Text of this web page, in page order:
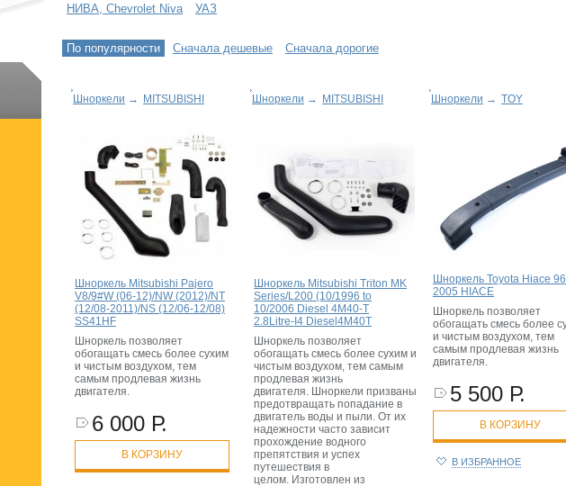
НИВА, Chevrolet Niva
УАЗ
По популярности Сначала дешевые Сначала дорогие
Шноркели → MITSUBISHI
Шноркель Mitsubishi Pajero
V8/9#W (06-12)/NW (2012)/NT
(12/08-2011)/NS (12/06-12/08)
SS41HF
Шноркель позволяет
обогащать смесь более сухим
и чистым воздухом, тем
самым продлевая жизнь
двигателя.
6 000 Р.
В КОРЗИНУ
Шноркели → MITSUBISHI
Шноркель Mitsubishi Triton MK
Series/L200 (10/1996 to
10/2006 Diesel 4M40-T
2.8Litre-I4 Diesel4M40T
Шноркель позволяет
обогащать смесь более сухим и
чистым воздухом, тем самым
продлевая жизнь
двигателя. Шноркели призваны
предотвращать попадание в
двигатель воды и пыли. От их
надежности часто зависит
прохождение водного
препятствия и успех
путешествия в
целом. Изготовлен из
Шноркели → TOY
Шноркель Toyota Hiace
2005 HIACE
Шноркель позволяет
обогащать смесь более
и чистым воздухом, тем
самым продлевая жизнь
двигателя.
5 500 Р.
В КОРЗИНУ
В ИЗБРАННОЕ